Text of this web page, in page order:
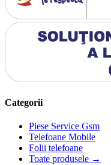
Categorii
Piese Service Gsm
Telefoane Mobile
Folii telefoane
Toate produsele →